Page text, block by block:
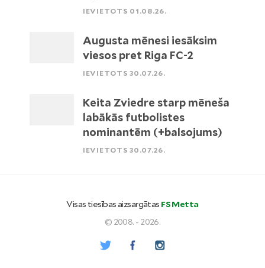
IEVIETOTS 01.08.26.
Augusta mēnesi iesāksim
viesos pret Riga FC-2
IEVIETOTS 30.07.26.
Keita Zviedre starp mēneša
labākās futbolistes
nominantēm (+balsojums)
IEVIETOTS 30.07.26.
Visas tiesības aizsargātas FS Metta
© 2008. - 2026.